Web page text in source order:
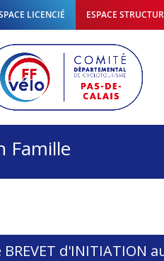
LICENCIÉ ESPACE
Famille
BREVET d'INITIATION